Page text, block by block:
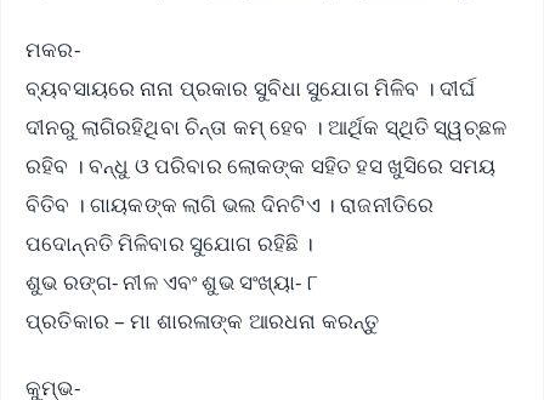
ମକର-
ବ୍ୟବସାୟରେ ନାନା ପ୍ରକାର ସୁବିଧା ସୁଯୋଗ ମିଳିବ । ଦୀର୍ଘ
ଦୀନରୁ ଲାଗିରହିଥିବା ଚିନ୍ତା କମ୍ ହେବ । ଆର୍ଥିକ ସ୍ଥିତି ସ୍ୱଚ୍ଛଳ
ରହିବ । ବନ୍ଧୁ ଓ ପରିବାର ଲୋକଙ୍କ ସହିତ ହସ ଖୁସିରେ ସମୟ
ବିତିବ । ଗାୟକଙ୍କ ଲାଗି ଭଲ ଦିନଟିଏ । ରାଜନୀତିରେ
ପଦୋନ୍ନତି ମିଳିବାର ସୁଯୋଗ ରହିଛି ।
ଶୁଭ ରଙ୍ଗ- ନୀଳ ଏବଂ ଶୁଭ ସଂଖ୍ୟା- ୮
ପ୍ରତିକାର – ମା ଶାରଳାଙ୍କ ଆରଧନା କରନ୍ତୁ
କୁମ୍ଭ-